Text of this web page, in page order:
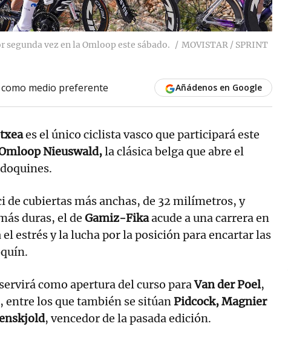
segunda vez en la Omloop este sábado.
MOVISTAR / SPRINT
medio preferente Añádenos en Google
es el único ciclista vasco que participará este
Nieuswald,la clásica belga que abre el
de cubiertas más anchas, de 32 milímetros, y
duras, el de Gamiz-Fikaacude a una carrera en
el estrés y la lucha por la posición para encartar las
como apertura del curso paraVan der Poel,
entre los que también se sitúanPidcock, Magnier
, vencedor de la pasada edición.